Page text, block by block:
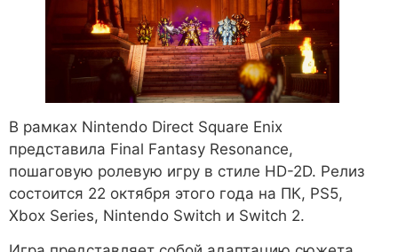
В рамках Nintendo Direct Square Enix
представила Final Fantasy Resonance,
пошаговую ролевую игру в стиле HD-2D. Релиз
состоится 22 октября этого года на ПК, PS5,
Xbox Series, Nintendo Switch и Switch 2.